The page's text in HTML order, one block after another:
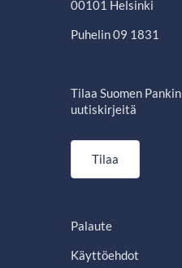
00101 Helsinki
Puhelin 09 1831
Tilaa Suomen Pankin
uutiskirjeitä
Tilaa
Palaute
Käyttöehdot